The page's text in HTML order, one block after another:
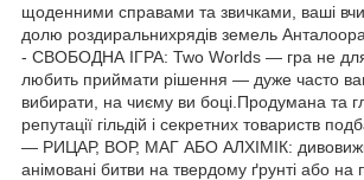
щоденними справами та звичками, ваші
долю роздиральнихрядів земель
- СВОБОДНА ІГРА: Two Worlds — гра не
любить приймати рішення — дуже часто
вибирати, на чиєму ви боці.Продумана та
репутації гільдій і секретних товариств
— РИЦАР, ВОР, МАГ АБО АЛХІМІК:
анімовані битви на твердому ґрунті або на